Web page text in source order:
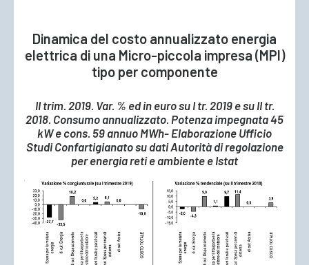
Dinamica del costo annualizzato energia
elettrica di una Micro-piccola impresa (MPI)
tipo per componente
II trim. 2019. Var. % ed in euro su I tr. 2019 e su II tr.
2018. Consumo annualizzato. Potenza impegnata 45
kW e cons. 59 annuo MWh- Elaborazione Ufficio
Studi Confartigianato su dati Autorità di regolazione
per energia reti e ambiente e Istat